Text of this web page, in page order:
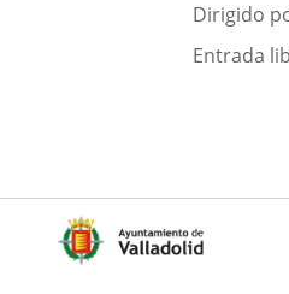
Dirigido
Entrada